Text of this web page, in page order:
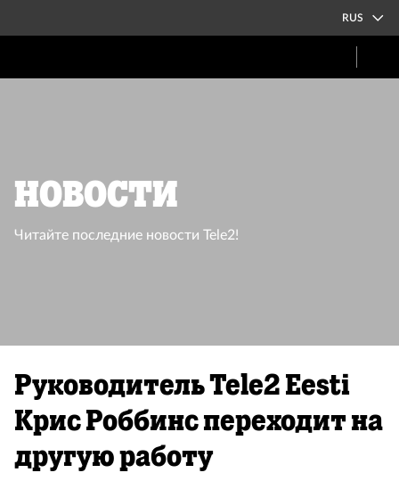
RUS
Новости
Читайте последние новости Tele2!
Руководитель Tele2 Eesti
Крис Роббинс переходит на
другую работу